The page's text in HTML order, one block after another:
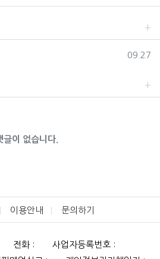
등록일
09.27
글이 없습니다.
이용안내 문의하기
전화 :
사업자등록번호 :